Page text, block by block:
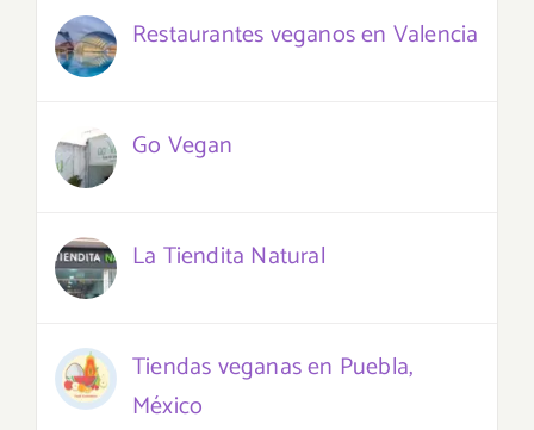
Restaurantes veganos en Valencia
Go Vegan
La Tiendita Natural
Tiendas veganas en Puebla,
México